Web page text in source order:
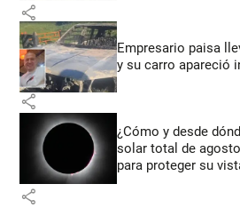
share
Empresario paisa
y su carro apareció
share
¿Cómo y desde
solar total de
para proteger su
share